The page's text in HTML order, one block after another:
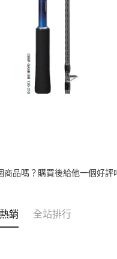
商品嗎？購買後給他一個好評
銷 全站排行